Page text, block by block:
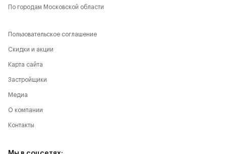
По городам Московской области
Пользовательское соглашение
Скидки и акции
Карта сайта
Застройщики
Медиа
О компании
Контакты